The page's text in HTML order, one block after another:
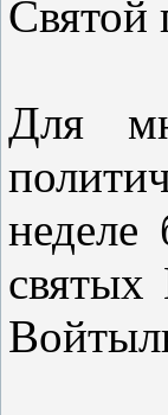
Святой
Для
неделе